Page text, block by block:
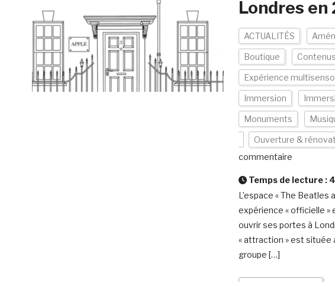
Londres en
ACTUALITÉS
Boutique
Expérience
Immersion
Monuments
Ouverture &
commentaire
Temps de lecture : 4
L’espace « The
expérience « officielle »
ouvrir ses portes à
« attraction » est située
groupe […]